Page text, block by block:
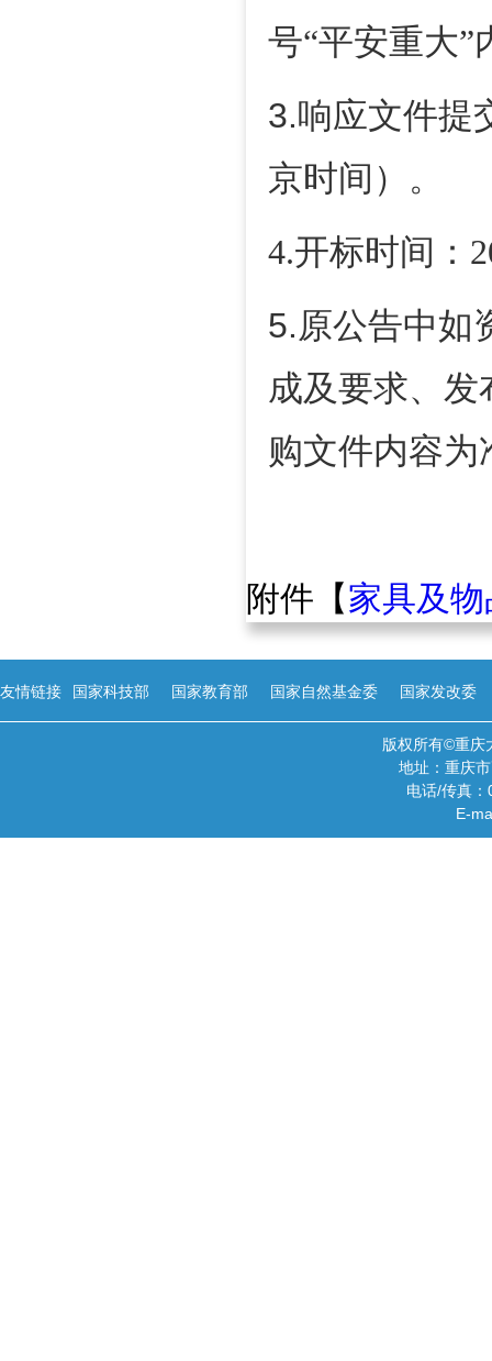
号“平安重大”
3.响应文件提
京时间）。
4.开标时间：
5.原公告中如
成及要求、
购文件内容为
附件【家具及
友情链接 国家科技部 国家教育部 国家自然基金委 国家发改委
版权所有©重庆
地址：重庆
电话/传真
E-